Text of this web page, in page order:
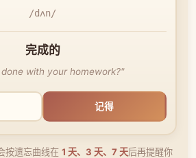
/dʌn/
完成的
with your homework?"
记得
按遗忘曲线在 1 天、3 天、7 天后再提醒你